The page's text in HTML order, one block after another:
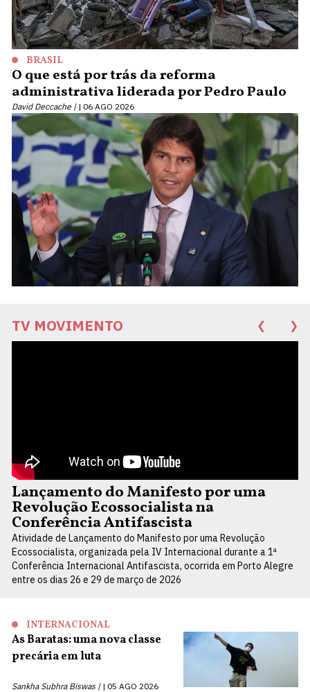
BRASIL
O que está por trás da reforma
administrativa liderada por Pedro Paulo
David Deccache | 06 AGO 2026
TV MOVIMENTO ❮ ❯
Lançamento do Manifesto por uma
Revolução Ecossocialista na
Conferência Antifascista
Atividade de Lançamento do Manifesto por uma Revolução
Ecossocialista, organizada pela IV Internacional durante a 1ª
Conferência Internacional Antifascista, ocorrida em Porto Alegre
entre os dias 26 e 29 de março de 2026
INTERNACIONAL
As Baratas: uma nova classe
precária em luta
Sankha Subhra Biswas | 05 AGO 2026